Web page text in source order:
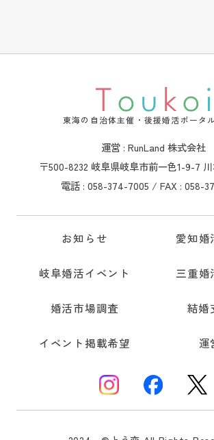
東海の自治体主催・後援婚活ポータ
運営 : RunLand 株式会社
〒500-8232 岐阜県岐阜市前一色1-9-7
電話 : 058-374-7005 / FAX : 058-
お知らせ 愛知婚
岐阜婚活イベント 三重婚
婚活市場調査 結婚
イベント掲載希望 運